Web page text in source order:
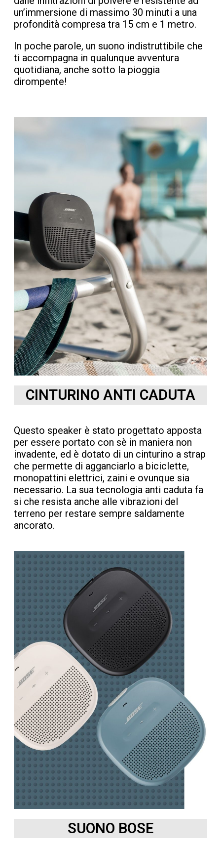
un’immersione di massimo 30 minuti a una
profondità compresa tra 15 cm e 1 metro.
In poche parole, un suono indistruttibile che
ti accompagna in qualunque avventura
quotidiana, anche sotto la pioggia
dirompente!
CINTURINO ANTI CADUTA
Questo speaker è stato progettato apposta
per essere portato con sè in maniera non
invadente, ed è dotato di un cinturino a strap
che permette di agganciarlo a biciclette,
monopattini elettrici, zaini e ovunque sia
necessario. La sua tecnologia anti caduta fa
si che resista anche alle vibrazioni del
terreno per restare sempre saldamente
ancorato.
SUONO BOSE